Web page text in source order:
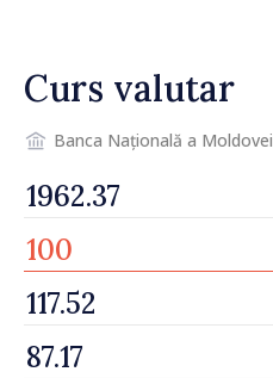
Curs valutar
Banca Națională a Moldovei